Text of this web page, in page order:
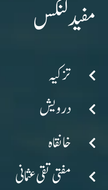
مفید لنکس
تزکیہ
درویش
خانقاہ
مفتی تقی عثمانی